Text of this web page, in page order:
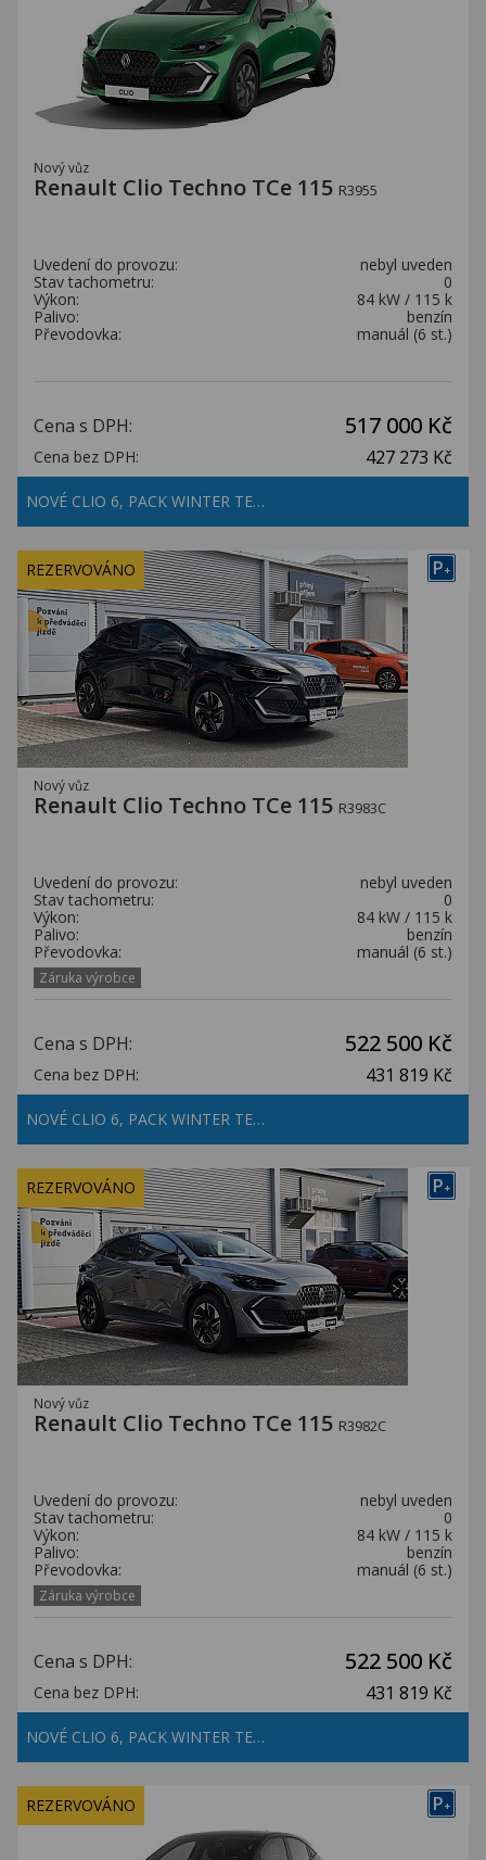
Nový vůz
Renault Clio Techno TCe 115 R3955
Uvedení do provozu:
nebyl uveden
Stav tachometru:
0
Výkon:
84 kW / 115 k
Palivo:
benzín
Převodovka:
manuál (6 st.)
Cena s DPH: 517 000 Kč
Cena bez DPH: 427 273 Kč
NOVÉ CLIO 6, PACK WINTER TE…
P+
REZERVOVÁNO
Nový vůz
Renault Clio Techno TCe 115 R3983C
Uvedení do provozu:
nebyl uveden
Stav tachometru:
0
Výkon:
84 kW / 115 k
Palivo:
benzín
Převodovka:
manuál (6 st.)
Záruka výrobce
Cena s DPH: 522 500 Kč
Cena bez DPH: 431 819 Kč
NOVÉ CLIO 6, PACK WINTER TE…
P+
REZERVOVÁNO
Nový vůz
Renault Clio Techno TCe 115 R3982C
Uvedení do provozu:
nebyl uveden
Stav tachometru:
0
Výkon:
84 kW / 115 k
Palivo:
benzín
Převodovka:
manuál (6 st.)
Záruka výrobce
Cena s DPH: 522 500 Kč
Cena bez DPH: 431 819 Kč
NOVÉ CLIO 6, PACK WINTER TE…
P+
REZERVOVÁNO